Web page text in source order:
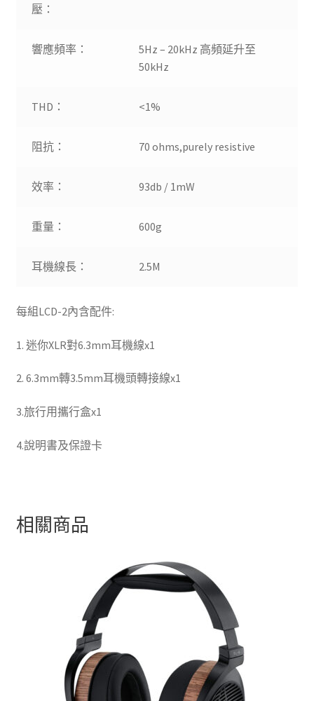
壓：
響應頻率：
5Hz – 20kHz 高頻延升至
50kHz
THD： <1%
阻抗： 70 ohms,purely resistive
效率： 93db / 1mW
重量： 600g
耳機線長： 2.5M
每組LCD-2內含配件:
1. 迷你XLR對6.3mm耳機線x1
2. 6.3mm轉3.5mm耳機頭轉接線x1
3.旅行用攜行盒x1
4.說明書及保證卡
相關商品